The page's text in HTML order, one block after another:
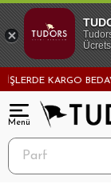
KARGO BEDAVA!